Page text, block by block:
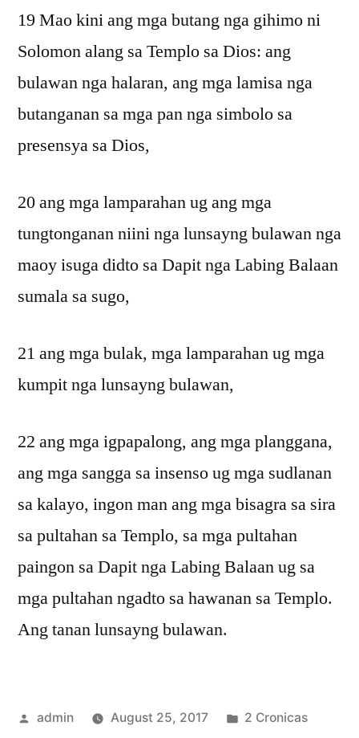
19 Mao kini ang mga butang nga gihimo ni
Solomon alang sa Templo sa Dios: ang
bulawan nga halaran, ang mga lamisa nga
butanganan sa mga pan nga simbolo sa
presensya sa Dios,
20 ang mga lamparahan ug ang mga
tungtonganan niini nga lunsayng bulawan nga
maoy isuga didto sa Dapit nga Labing Balaan
sumala sa sugo,
21 ang mga bulak, mga lamparahan ug mga
kumpit nga lunsayng bulawan,
22 ang mga igpapalong, ang mga planggana,
ang mga sangga sa insenso ug mga sudlanan
sa kalayo, ingon man ang mga bisagra sa sira
sa pultahan sa Templo, sa mga pultahan
paingon sa Dapit nga Labing Balaan ug sa
mga pultahan ngadto sa hawanan sa Templo.
Ang tanan lunsayng bulawan.
Posted
admin August 25, 2017
Posted
2 Cronicas